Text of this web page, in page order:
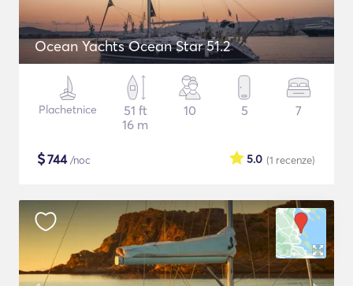
Ocean Yachts Ocean Star 51.2
Plachetnice
51 ft
16 m
10 5 7
$744/noc (1 recenze)
5.0